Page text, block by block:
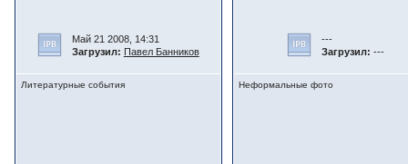
Май 21 2008, 14:31
Загрузил: Павел Банников
Литературные события
---
Загрузил: ---
Неформальные фото